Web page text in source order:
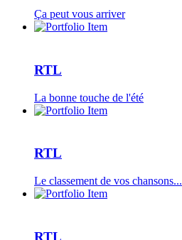
Ça peut vous arriver
RTL
La bonne touche de l'été
RTL
Le classement de vos chansons...
RTL